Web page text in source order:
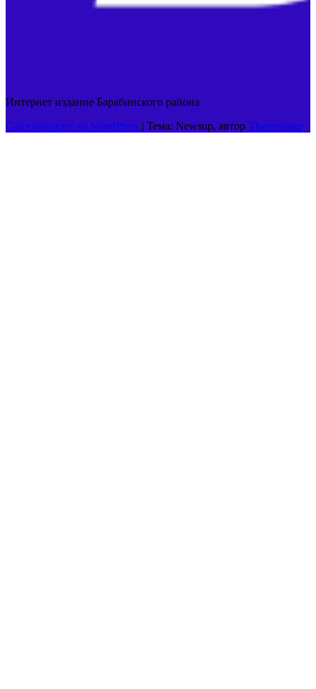
Интернет издание Барабинского района
Сайт работает на WordPress
Тема: Newsup, автор Themeansar